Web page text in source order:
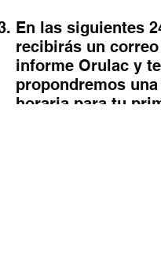
En las siguientes
recibirás un
informe Orulac y te
propondremos
horaria para tu